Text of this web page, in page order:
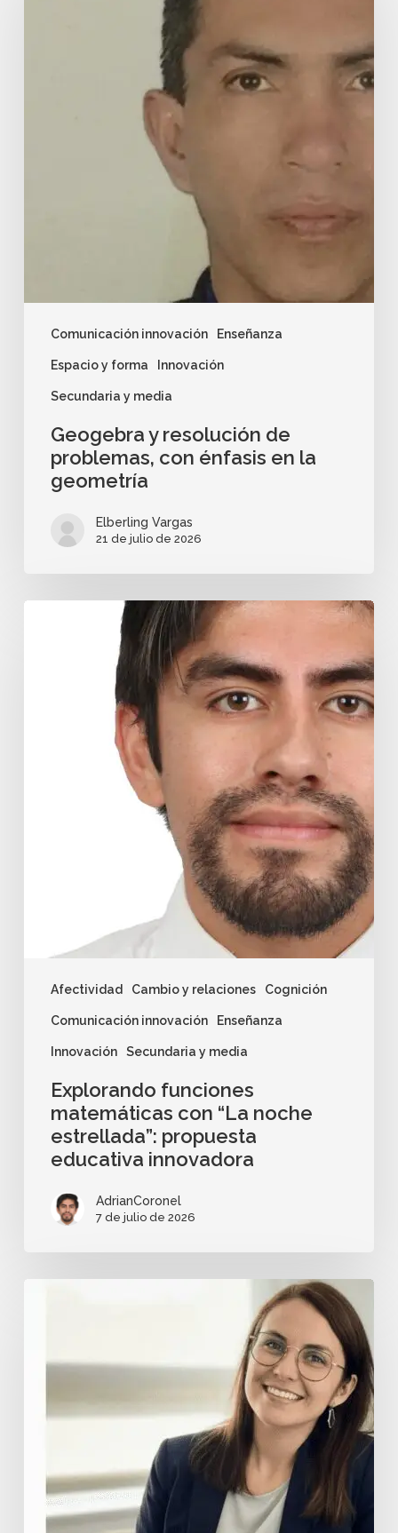
Comunicación innovación Enseñanza
Espacio y forma Innovación
Secundaria y media
Geogebra y resolución de
problemas, con énfasis en la
geometría
Elberling Vargas
21 de julio de 2026
Afectividad Cambio y relaciones Cognición
Comunicación innovación Enseñanza
Innovación Secundaria y media
Explorando funciones
matemáticas con “La noche
estrellada”: propuesta
educativa innovadora
AdrianCoronel
7 de julio de 2026